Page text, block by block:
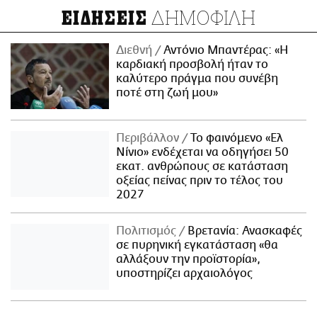
ΕΙΔΗΣΕΙΣ ΔΗΜΟΦΙΛΗ
Διεθνή
Αντόνιο Μπαντέρας: «Η
καρδιακή προσβολή ήταν το
καλύτερο πράγμα που συνέβη
ποτέ στη ζωή μου»
Περιβάλλον
Το φαινόμενο «Ελ
Νίνιο» ενδέχεται να οδηγήσει 50
εκατ. ανθρώπους σε κατάσταση
οξείας πείνας πριν το τέλος του
2027
Πολιτισμός
Βρετανία: Ανασκαφές
σε πυρηνική εγκατάσταση «θα
αλλάξουν την προϊστορία»,
υποστηρίζει αρχαιολόγος